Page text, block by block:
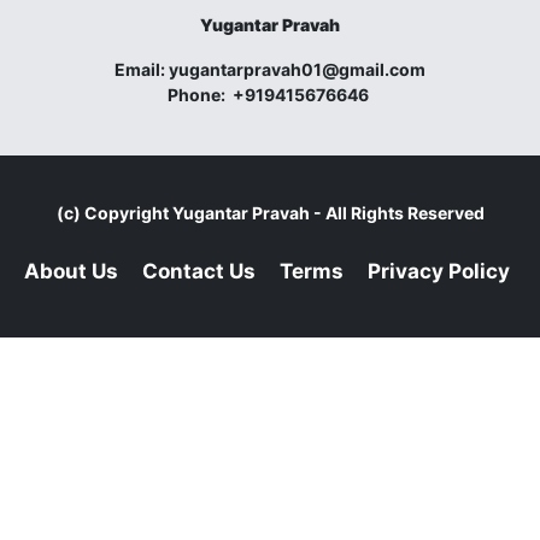
Yugantar Pravah
Email:yugantarpravah01@gmail.com
Phone: +919415676646
(c) CopyrightYugantar Pravah - All Rights Reserved
About Us Contact Us Terms Privacy Policy